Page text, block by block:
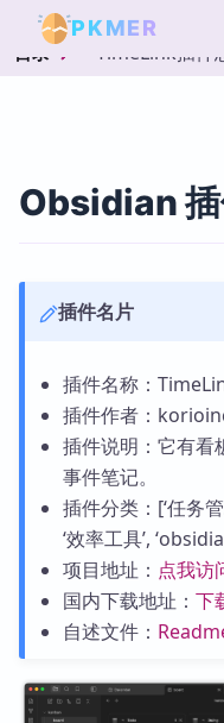
PKMER
目录 TimeLink插件
Obsidian
插件名片
插件名称：
插件作者：
插件说明：它有看
事件笔记。
插件分类：[‘任务管
‘效率工具’,
项目地址： 点我访
国内下载地址： 下
自述文件：